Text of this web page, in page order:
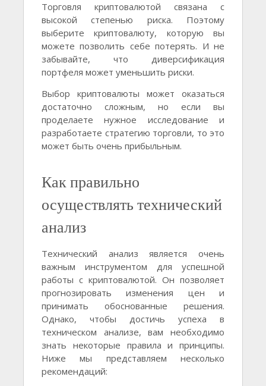
Торговля криптовалютой связана с
высокой степенью риска. Поэтому
выберите криптовалюту, которую вы
можете позволить себе потерять. И не
забывайте, что диверсификация
портфеля может уменьшить риски.
Выбор криптовалюты может оказаться
достаточно сложным, но если вы
проделаете нужное исследование и
разработаете стратегию торговли, то это
может быть очень прибыльным.
Как правильно
осуществлять технический
анализ
Технический анализ является очень
важным инструментом для успешной
работы с криптовалютой. Он позволяет
прогнозировать изменения цен и
принимать обоснованные решения.
Однако, чтобы достичь успеха в
техническом анализе, вам необходимо
знать некоторые правила и принципы.
Ниже мы представляем несколько
рекомендаций: